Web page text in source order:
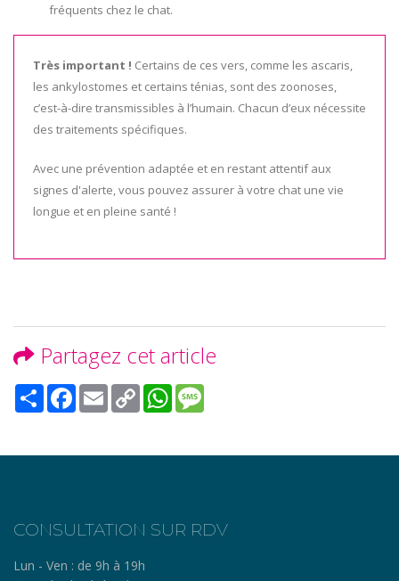
fréquents chez le chat.
Très important ! Certains de ces vers, comme les ascaris,
les ankylostomes et certains ténias, sont des zoonoses,
c’est-à-dire transmissibles à l’humain. Chacun d’eux nécessite
des traitements spécifiques.
Avec une prévention adaptée et en restant attentif aux
signes d'alerte, vous pouvez assurer à votre chat une vie
longue et en pleine santé !
Partagez cet article
Share Facebook
Email Copy
Link
WhatsApp
CONSULTATION SUR RDV
Lun - Ven : de 9h à 19h